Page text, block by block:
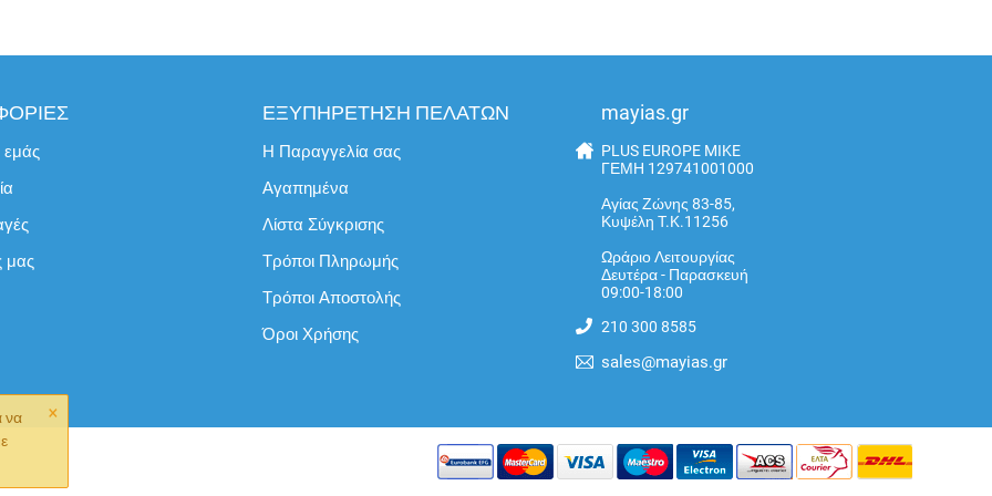
×
να
εμάς
μας
ΕΞΥΠΗΡΕΤΗΣΗ ΠΕΛΑΤΩΝ
Η Παραγγελία σας
Αγαπημένα
Λίστα Σύγκρισης
Τρόποι Πληρωμής
Τρόποι Αποστολής
Όροι Χρήσης
mayias.gr
PLUS EUROPE MIKE
ΓΕΜΗ 129741001000
Αγίας Ζώνης 83-85,
Κυψέλη T.K.11256
Ωράριο Λειτουργίας
Δευτέρα - Παρασκευή
09:00-18:00
210 300 8585
sales@mayias.gr